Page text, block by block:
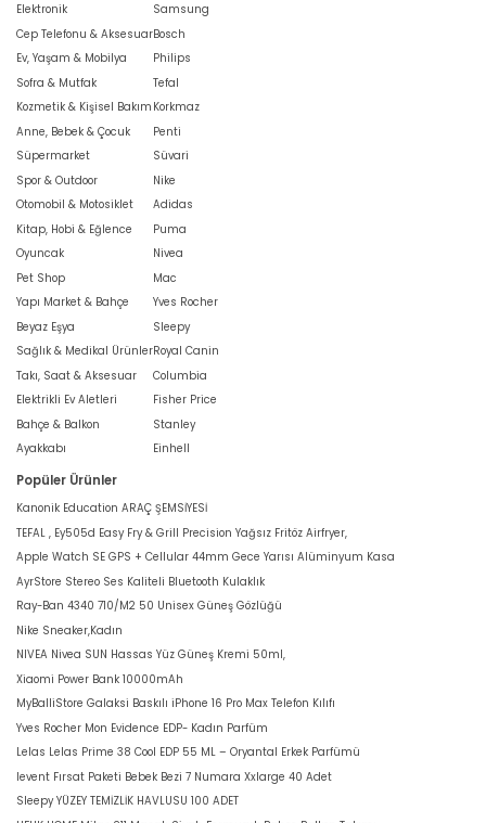
Elektronik
Cep Telefonu & Aksesuar
Ev, Yaşam & Mobilya
Sofra & Mutfak
Kozmetik & Kişisel Bakım
Anne, Bebek & Çocuk
Süpermarket
Spor & Outdoor
Otomobil & Motosiklet
Kitap, Hobi & Eğlence
Oyuncak
Pet Shop
Yapı Market & Bahçe
Beyaz Eşya
Sağlık & Medikal Ürünler
Takı, Saat & Aksesuar
Elektrikli Ev Aletleri
Bahçe & Balkon
Ayakkabı
Samsung
Bosch
Philips
Tefal
Korkmaz
Penti
Süvari
Nike
Adidas
Puma
Nivea
Mac
Yves Rocher
Sleepy
Royal Canin
Columbia
Fisher Price
Stanley
Einhell
Popüler Ürünler
Kanonik Education ARAÇ ŞEMSİYESİ
TEFAL , Ey505d Easy Fry & Grill Precision Yağsız Fritöz Airfryer,
Apple Watch SE GPS + Cellular 44mm Gece Yarısı Alüminyum Kasa
AyrStore Stereo Ses Kaliteli Bluetooth Kulaklık
Ray-Ban 4340 710/M2 50 Unisex Güneş Gözlüğü
Nike Sneaker,Kadın
NIVEA Nivea SUN Hassas Yüz Güneş Kremi 50ml,
Xiaomi Power Bank 10000mAh
MyBalliStore Galaksi Baskılı iPhone 16 Pro Max Telefon Kılıfı
Yves Rocher Mon Evidence EDP- Kadın Parfüm
Lelas Lelas Prime 38 Cool EDP 55 ML – Oryantal Erkek Parfümü
levent Fırsat Paketi Bebek Bezi 7 Numara Xxlarge 40 Adet
Sleepy YÜZEY TEMİZLİK HAVLUSU 100 ADET